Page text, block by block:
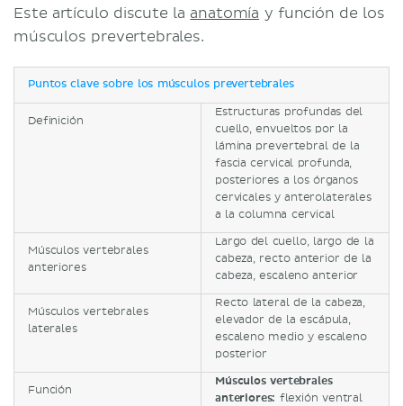
Este artículo discute la anatomía y función de los
músculos prevertebrales.
Puntos clave sobre los músculos prevertebrales
Definición
Estructuras profundas del
cuello, envueltos por la
lámina prevertebral de la
fascia cervical profunda,
posteriores a los órganos
cervicales y anterolaterales
a la columna cervical
Músculos vertebrales
anteriores
Largo del cuello, largo de la
cabeza, recto anterior de la
cabeza, escaleno anterior
Músculos vertebrales
laterales
Recto lateral de la cabeza,
elevador de la escápula,
escaleno medio y escaleno
posterior
Función
Músculos vertebrales
anteriores: flexión ventral